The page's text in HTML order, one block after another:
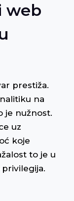
web
prestiža.
na
je nužnost.
uz
koje
to je u